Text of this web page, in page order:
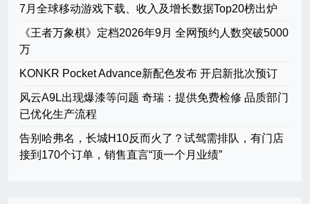
7月全球移动游戏下载、收入及增长数据Top20榜出炉
《王者万象棋》定档2026年9月 全网预约人数突破5000
万
KONKR Pocket Advance新配色发布 开启新批次预订
风云A9L出现爆漆等问题 奇瑞：提供免费检修 品质部门
已优化生产流程
告别哈弗名，长城H10反而火了？试驾需排队，有门店
接到170个订单，销售直言“顶一个月业绩”